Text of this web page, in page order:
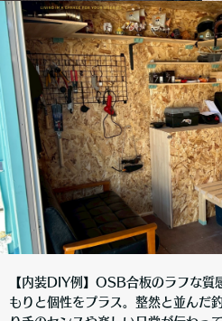
【内装DIY例】OSB合板のラフな質
もりと個性をプラス。整然と並んだ